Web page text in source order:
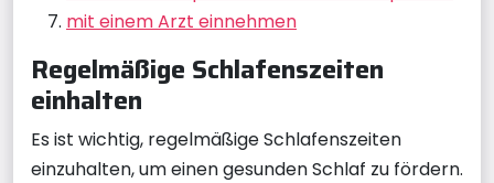
mit einem Arzt einnehmen
Regelmäßige Schlafenszeiten
einhalten
Es ist wichtig, regelmäßige Schlafenszeiten
einzuhalten, um einen gesunden Schlaf zu fördern.